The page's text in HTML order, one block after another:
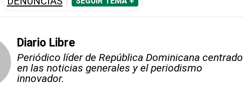
Diario Libre
Periódico líder de República Dominicana centrado
en las noticias generales y el periodismo
innovador.